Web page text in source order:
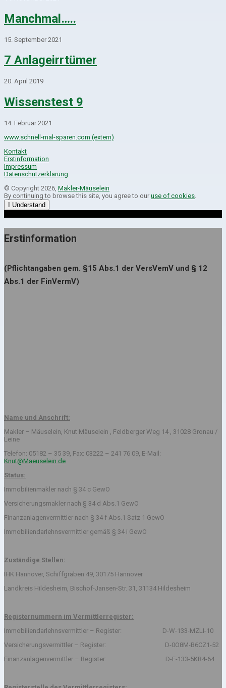
Manchmal…..
15. September 2021
7 Anlageirrtümer
20. April 2019
Wissenstest 9
14. Februar 2021
www.schnell-mal-sparen.com (extern)
Kontakt
Erstinformation
Impressum
Datenschutzerklärung
© Copyright 2026, Makler-Mäuselein
By continuing to browse this site, you agree to our use of cookies.
I Understand
Erstinformation
(Pflichtangaben gem. §15 Abs.1 der VersVemV und § 12
Abs.1 der FinVermV)
Name und Anschrift:
Makler – Mäuselein, Knut Mäuselein , Feldberger Weg 14 , 31028 Gronau /
Leine
Telefon: 05182 – 35 39, Fax: 03222 – 241 76 09, E-Mail:
Knut@Maeuselein.de
Status:
Immobilienmakler nach § 34 c GewO
Versicherungsmakler nach § 34 d Abs.1 GewO
Finanzanlagenvermittler nach § 34 f Abs.1 Satz 1 GewO
Immobiliendarlehnsvermittler gemäß § 34 i GewO
Zuständige Stellen:
IHK Hannover, Schiffgraben 49, 30175 Hannover
Landkreis Hildesheim, Bischof-Jansen-Str. 31, 31134 Hildesheim
Registernummern im Vermittlerregister:
Immobiliendarlehnsvermittler – Register: D-W-133-MZLI-10
Versicherungsvermittler – Register: D-0O8M-B6CZ1-52
Finanzanlagenvermittler – Register: D-F-133-5KR4-64